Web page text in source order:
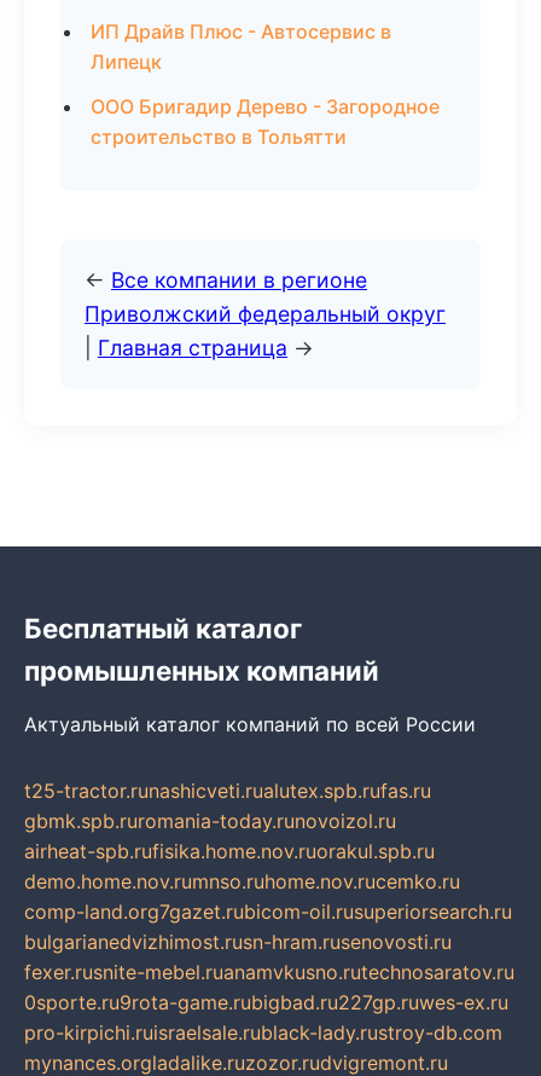
ИП Драйв Плюс - Автосервис в
Липецк
ООО Бригадир Дерево - Загородное
строительство в Тольятти
← Все компании в регионе
Приволжский федеральный округ
Главная страница →
Бесплатный каталог
промышленных компаний
Актуальный каталог компаний по всей России
t25-tractor.runashicveti.rualutex.spb.rufas.ru
gbmk.spb.ruromania-today.runovoizol.ru
airheat-spb.rufisika.home.nov.ruorakul.spb.ru
demo.home.nov.rumnso.ruhome.nov.rucemko.ru
comp-land.org7gazet.rubicom-oil.rusuperiorsearch.ru
bulgarianedvizhimost.rusn-hram.rusenovosti.ru
fexer.rusnite-mebel.ruanamvkusno.rutechnosaratov.ru
0sporte.ru9rota-game.rubigbad.ru227gp.ruwes-ex.ru
pro-kirpichi.ruisraelsale.rublack-lady.rustroy-db.com
mynances.orgladalike.ruzozor.rudvigremont.ru